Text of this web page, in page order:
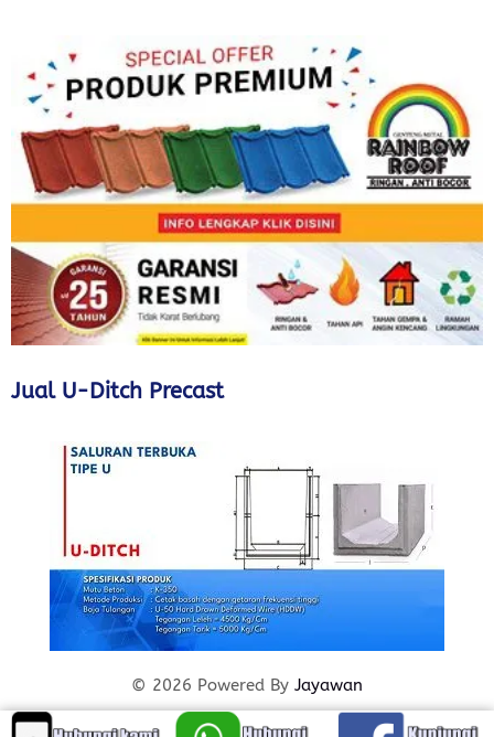
Jual U-Ditch Precast
© 2026 Powered By Jayawan